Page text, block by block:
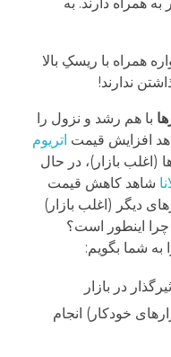
همراه با ریسکِ بالا
ندارند!
با هم رشد و نزول را
افزایش قیمت اتریوم
(اغلب بازار)، در حال
شاهد کاهش قیمت
دیگر (اغلب بازار)
اینطور است؟
به شما بگویم:
در بازار
خودکار) انجام